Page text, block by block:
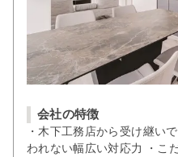
会社の特徴
・木下工務店から受け継い
われない幅広い対応力 ・こ